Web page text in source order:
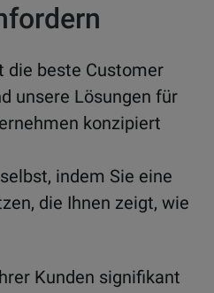
die beste Customer
unsere Lösungen für
konzipiert
indem Sie eine
die Ihnen zeigt, wie
Kunden signifikant